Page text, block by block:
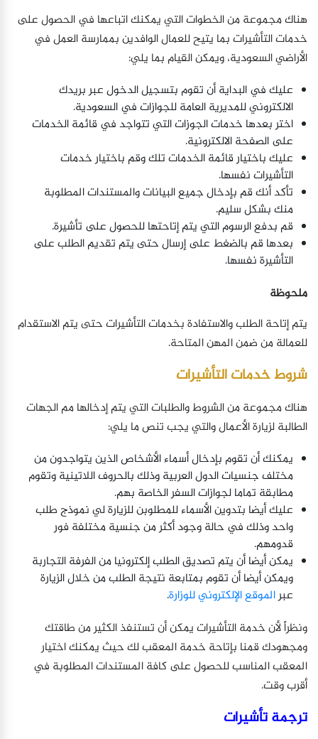
هناك مجموعة من الخطوات التي يمكنك اتباعها في الحصول على
خدمات التأشيرات بما يتيح للعمال الوافدين بممارسة العمل في
الأراضي السعودية، ويمكن القيام بما يلي:
عليك في البداية أن تقوم بتسجيل الدخول عبر بريدك
الالكتروني للمديرية العامة للجوازات في السعودية.
اختر بعدها خدمات الجوزات التي تتواجد في قائمة الخدمات
على الصفحة الالكترونية.
عليك باختيار قائمة الخدمات تلك وقم باختيار خدمات
التأشيرات نفسها.
تأكد أنك قم بإدخال جميع البيانات والمستندات المطلوبة
منك بشكل سليم.
قم بدفع الرسوم التي يتم إتاحتها للحصول على تأشيرة.
بعدها قم بالضغط على إرسال حتى يتم تقديم الطلب على
التأشيرة نفسها.
ملحوظة
يتم إتاحة الطلب والاستفادة بخدمات التأشيرات حتى يتم الاستقدام
للعمالة من ضمن المهن المتاحة.
شروط خدمات التأشيرات
هناك مجموعة من الشروط والطلبات التي يتم إدخالها مم الجهات
الطالبة لزيارة الأعمال والتي يجب تنص ما يلي:
يمكنك أن تقوم بإدخال أسماء الأشخاص الذين يتواجدون من
مختلف جنسيات الدول العربية وذلك بالحروف اللاتينية وتقوم
مطابقة تماما لجوازات السفر الخاصة بهم.
عليك أيضا بتدوين الأسماء للمطلوبن للزيارة لي نموذج طلب
واحد وذلك في حالة وجود أكثر من جنسية مختلفة فور
قدومهم.
يمكن أيضا أن يتم تصديق الطلب إلكترونيا من الفرفة التجاربة
ويمكن أيضا أن تقوم بمتابعة نتيجة الطلب من خلال الزيارة
عبرالموقع الإلكتروني للوزارة.
ونظراً لأن خدمة التأشيرات يمكن أن تستنفذ الكثير من طاقتك
ومجهودك قمنا بإتاحة خدمة المعقب لك حيث يمكنك اختيار
المعقب المناسب للحصول على كافة المستندات المطلوبة في
أقرب وقت.
ترجمة تأشيرات